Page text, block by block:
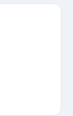
o partido en